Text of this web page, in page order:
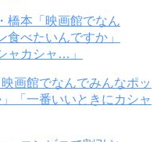
画館でなんでみんなポッ
「一番いいときにカシャ